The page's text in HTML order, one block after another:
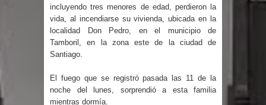
anulación de condena de 15 años por
lavado
impulsan nuevas metas de
incluyendo tres menores de edad, perdieron la
vida, al incendiarse su vivienda, ubicada en la
localidad Don Pedro, en el municipio de
Tamboril, en la zona este de la ciudad de
Santiago.
El fuego que se registró pasada las 11 de la
noche del lunes, sorprendió a esta familia
mientras dormía.